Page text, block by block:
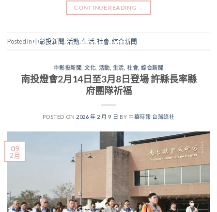
CONTINUE READING →
Posted in 中彰投新聞,活動,生活,社會,綜合新聞
中彰投新聞 ,文化 活動 生活 ,社會,綜合新聞
南投燈會2月14日至3月8日登場 許縣長率縣
府團隊祈福
POSTED ON 2026 年 2 月 9 日 BY 中華時報 台灣總社
09
2 月